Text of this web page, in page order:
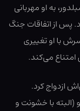
به او مهربانی
پس از اتفاقات جنگ
با او تغییری
می‌کند.
ازدواج کرد.
با خشونت و